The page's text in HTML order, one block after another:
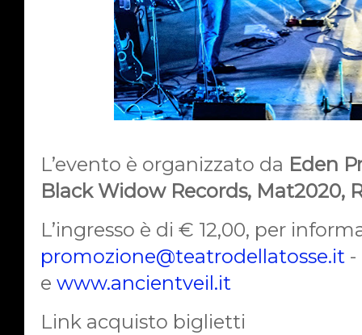
L’evento è organizzato da Eden
Black Widow Records, Mat2020,
L’ingresso è di € 12,00, per
promozione@teatrodellatosse.it -
e www.ancientveil.it
Link acquisto biglietti